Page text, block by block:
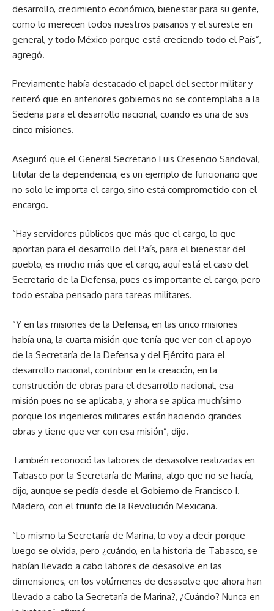
desarrollo, crecimiento económico, bienestar para su gente,
como lo merecen todos nuestros paisanos y el sureste en
general, y todo México porque está creciendo todo el País”,
agregó.
Previamente había destacado el papel del sector militar y
reiteró que en anteriores gobiernos no se contemplaba a la
Sedena para el desarrollo nacional, cuando es una de sus
cinco misiones.
Aseguró que el General Secretario Luis Cresencio Sandoval,
titular de la dependencia, es un ejemplo de funcionario que
no solo le importa el cargo, sino está comprometido con el
encargo.
“Hay servidores públicos que más que el cargo, lo que
aportan para el desarrollo del País, para el bienestar del
pueblo, es mucho más que el cargo, aquí está el caso del
Secretario de la Defensa, pues es importante el cargo, pero
todo estaba pensado para tareas militares.
“Y en las misiones de la Defensa, en las cinco misiones
había una, la cuarta misión que tenía que ver con el apoyo
de la Secretaría de la Defensa y del Ejército para el
desarrollo nacional, contribuir en la creación, en la
construcción de obras para el desarrollo nacional, esa
misión pues no se aplicaba, y ahora se aplica muchísimo
porque los ingenieros militares están haciendo grandes
obras y tiene que ver con esa misión”, dijo.
También reconoció las labores de desasolve realizadas en
Tabasco por la Secretaría de Marina, algo que no se hacía,
dijo, aunque se pedía desde el Gobierno de Francisco I.
Madero, con el triunfo de la Revolución Mexicana.
“Lo mismo la Secretaría de Marina, lo voy a decir porque
luego se olvida, pero ¿cuándo, en la historia de Tabasco, se
habían llevado a cabo labores de desasolve en las
dimensiones, en los volúmenes de desasolve que ahora han
llevado a cabo la Secretaría de Marina?, ¿Cuándo? Nunca en